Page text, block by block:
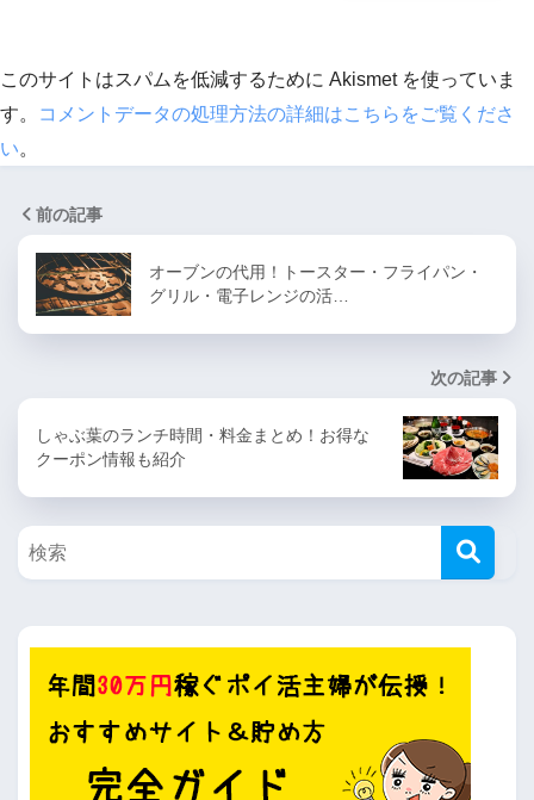
このサイトはスパムを低減するために Akismet を使っていま
す。
コメントデータの処理方法の詳細はこちらをご覧くださ
い。
前の記事
オーブンの代用！トースター・フライパン・
グリル・電子レンジの活…
次の記事
しゃぶ葉のランチ時間・料金まとめ！お得な
クーポン情報も紹介